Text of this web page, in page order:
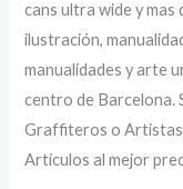
cans ultra wide y mas
ilustración,
manualidades y arte
centro de Barcelona.
Graffiteros o
Artículos al mejor